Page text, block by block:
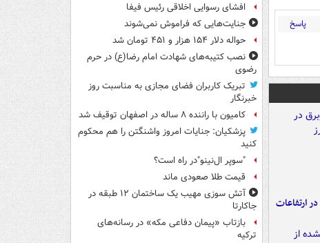
پاسخ
ارتفاعات
افشای رسوایی اخلاقی رئیس فیفا
جنایت‌هایی که فراموش نمی‌شوند
حواله دلار ۱۵۴ هزار و ۴۵۱ تومان شد
نصب کتیبه‌های شهادت امام رضا(ع) در حرم
رضوی
تبریک کاربران فضای مجازی به مناسبت روز
خبرنگار
کامیون با راننده ۸ ساله در اصفهان توقیف شد
پزشکیان: جنایات امروز واشنگتن را هم محکوم
کنید
"سوپر ال‌نینو"در راه است؟
قیمت طلا صعودی ماند
آتش سوزی مهیب یک ساختمان ۱۲ طبقه در
جاکارتا
بازتاب «پیمان دفاعی مکه» در رسانه‌های
ترکیه